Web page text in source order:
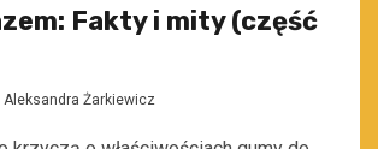
Fakty i mity (część
Aleksandra Żarkiewicz